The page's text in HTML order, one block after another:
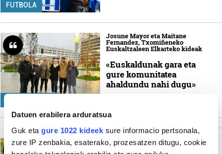
Datuen erabilera arduratsua
Guk eta gure 1022 kideek sure informacio pertsonala,
zure IP zenbakia, esaterako, prozesatzen ditugu, cookie
FUTBOLA
Josune Mayor eta Maitane
Fernandez, Txomiñeneko
Euskaltzaleen Elkarteko kideak
«Euskaldunak gara eta
gure komunitatea
ahaldundu nahi dugu»
Amets Ibero eta Maddi
Juanikorena, Bagera elkarteko